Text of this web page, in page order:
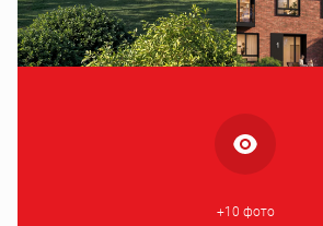
+10 фото